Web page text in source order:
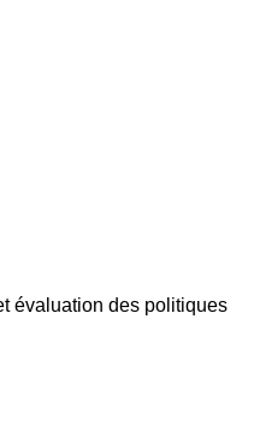
évaluation des politiques